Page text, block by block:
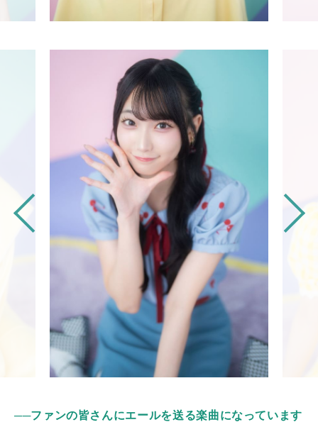
──ファンの皆さんにエールを送る楽曲になっています